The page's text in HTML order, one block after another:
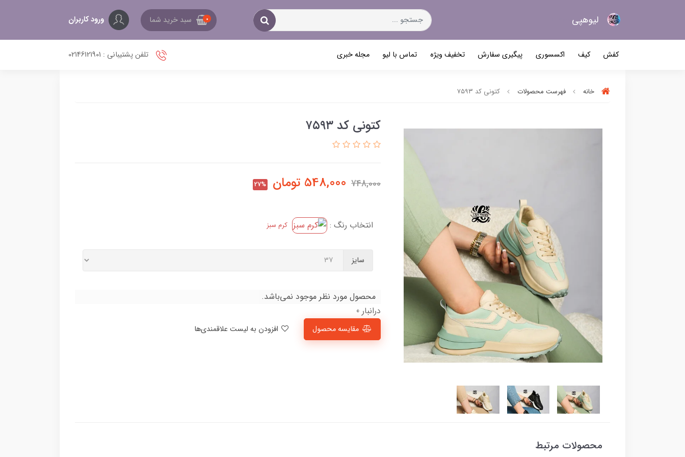
لیو‌هپی 0 سبد خرید شما ورود کاربران
کفش کیف اکسسوری پیگیری سفارش تخفیف ویژه تماس با لیو مجله خبری تلفن پشتیبانی : 02146121901
خانه فهرست محصولات کتونی کد ۷۵۹۳
کتونی کد ۷۵۹۳
748,000
548,000 تومان 27%
انتخاب رنگ : کرم سبز
سایز
محصول مورد نظر موجود نمی‌باشد.
درانبار 0
مقایسه محصول
محصولات مرتبط